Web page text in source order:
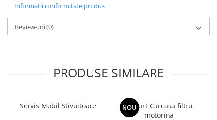
Uleiuri si Lubrifianti
Ulei Hidraulic
Ulei Motor
Servis Mobil Stivuitoare
Informatii conformitate produs
Review-uri(0)
PRODUSE SIMILARE
Servis Mobil Stivuitoare NOU
Suport Carcasa filtru
motorina